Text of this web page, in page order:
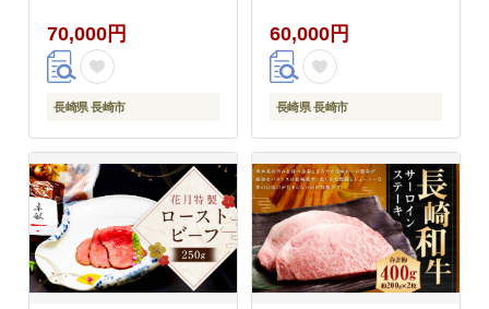
70,000円
長崎県 長崎市
60,000円
長崎県 長崎市